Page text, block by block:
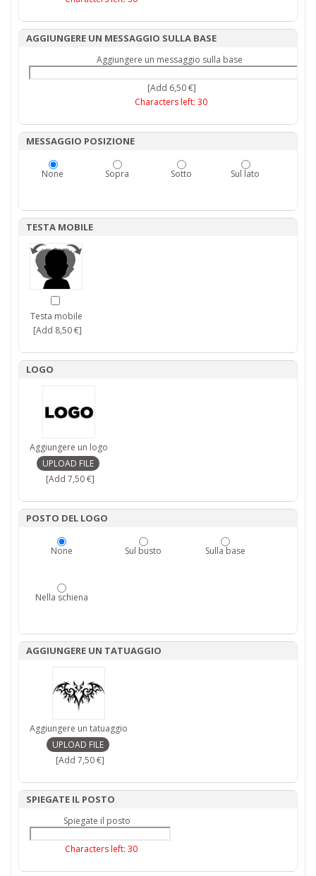
AGGIUNGERE UN MESSAGGIO SULLA BASE
Aggiungere un messaggio sulla base
[Add 6,50 €]
Characters left: 30
MESSAGGIO POSIZIONE
None Sopra Sotto Sul lato
TESTA MOBILE
Testa mobile
[Add 8,50 €]
LOGO
Aggiungere un logo
[Add 7,50 €]
POSTO DEL LOGO
None Sul busto Sulla base
Nella schiena
AGGIUNGERE UN TATUAGGIO
Aggiungere un tatuaggio
[Add 7,50 €]
SPIEGATE IL POSTO
Spiegate il posto
Characters left: 30